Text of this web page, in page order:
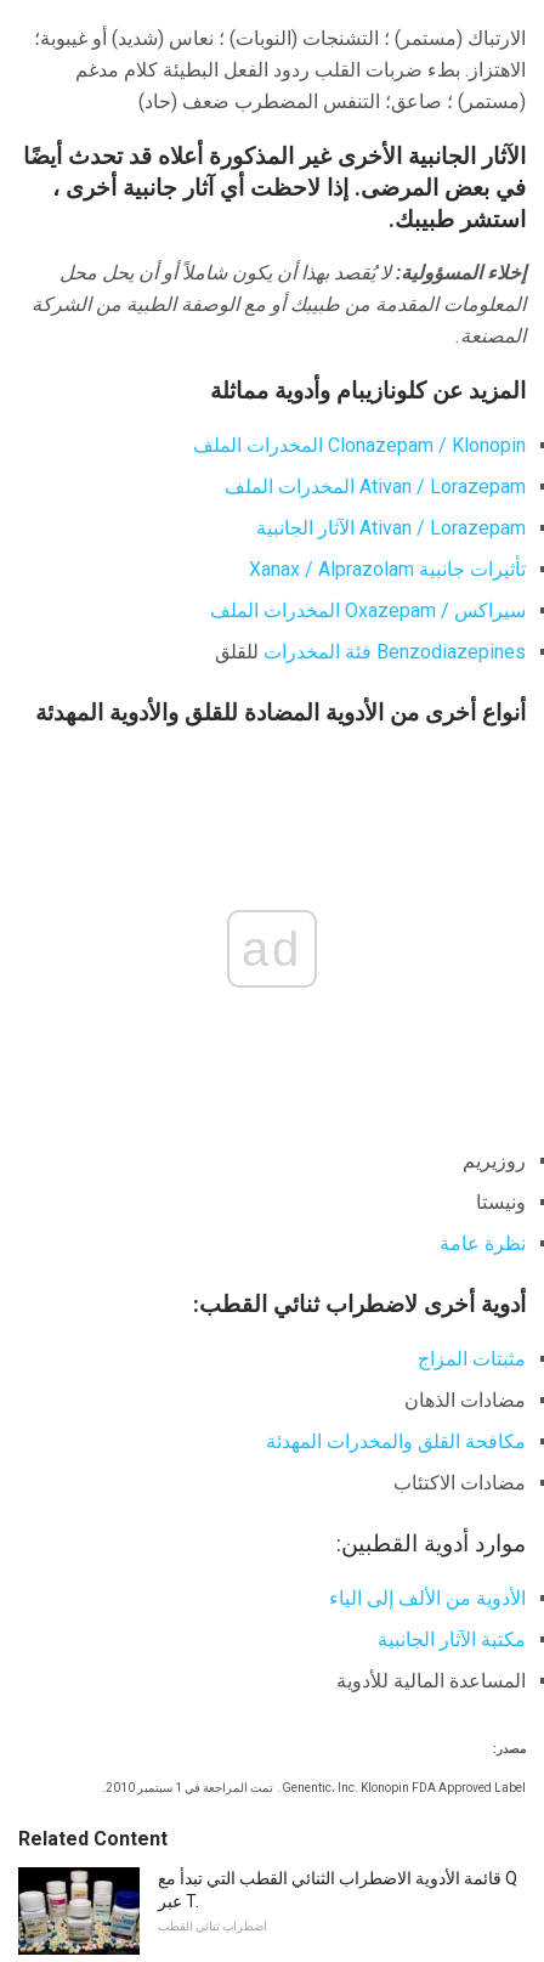
الارتباك (مستمر) ؛ التشنجات (النوبات) ؛ نعاس (شديد) أو غيبوبة؛
الاهتزاز. بطء ضربات القلب ردود الفعل البطيئة كلام مدغم
(مستمر) ؛ صاعق؛ التنفس المضطرب ضعف (حاد)
الآثار الجانبية الأخرى غير المذكورة أعلاه قد تحدث أيضًا
في بعض المرضى. إذا لاحظت أي آثار جانبية أخرى ،
استشر طبيبك.
إخلاء المسؤولية:لا يُقصد بهذا أن يكون شاملاً أو أن يحل محل
المعلومات المقدمة من طبيبك أو مع الوصفة الطبية من الشركة
المصنعة.
المزيد عن كلونازيبام وأدوية مماثلة
Clonazepam / Klonopin المخدرات الملف
Ativan / Lorazepam المخدرات الملف
Ativan / Lorazepam الآثار الجانبية
تأثيرات جانبية Xanax / Alprazolam
سيراكس / Oxazepam المخدرات الملف
Benzodiazepines فئة المخدرات
للقلق
أنواع أخرى من الأدوية المضادة للقلق والأدوية المهدئة
ad
روزيريم
ونيستا
نظرة عامة
أدوية أخرى لاضطراب ثنائي القطب:
مثبتات المزاج
مضادات الذهان
مكافحة القلق والمخدرات المهدئة
مضادات الاكتئاب
موارد أدوية القطبين:
الأدوية من الألف إلى الياء
مكتبة الآثار الجانبية
المساعدة المالية للأدوية
مصدر:
Genentic، Inc. Klonopin FDA Approved Label. تمت المراجعة في 1 سبتمبر 2010.
Related Content
قائمة الأدوية الاضطراب الثنائي القطب التي تبدأ مع Q
عبر T.
اضطراب ثنائي القطب